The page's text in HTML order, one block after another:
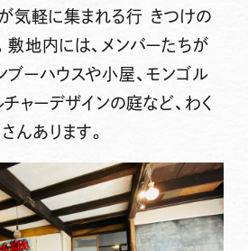
気軽に集まれる行 きつけの
敷地内には、メンバーたちが
ブーハウスや小屋、モンゴル
ャーデザインの庭など、わく
んあります。